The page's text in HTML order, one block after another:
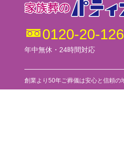
0120-20-
年中無休・24時間対応
創業より50年ご葬儀は安心と信頼の